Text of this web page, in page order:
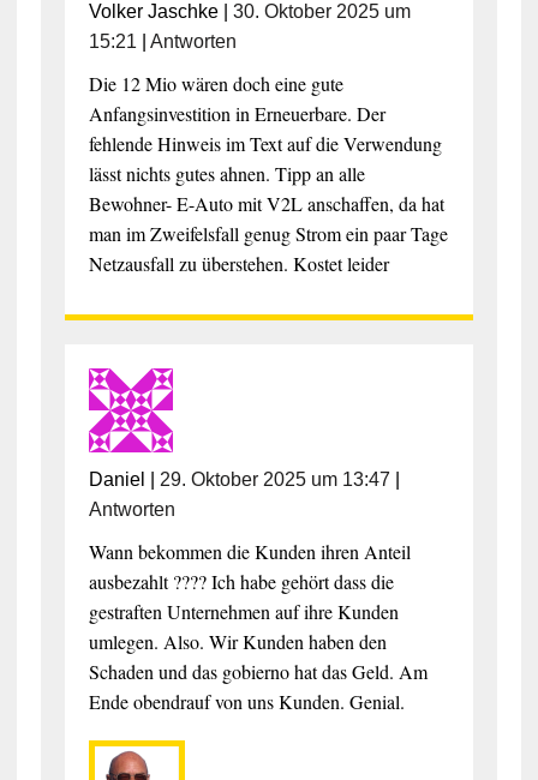
Volker Jaschke| 30. Oktober 2025 um
15:21
Antworten
Die 12 Mio wären doch eine gute
Anfangsinvestition in Erneuerbare. Der
fehlende Hinweis im Text auf die Verwendung
lässt nichts gutes ahnen. Tipp an alle
Bewohner- E-Auto mit V2L anschaffen, da hat
man im Zweifelsfall genug Strom ein paar Tage
Netzausfall zu überstehen. Kostet leider
Daniel 29. Oktober 2025 um 13:47
Antworten
Wann bekommen die Kunden ihren Anteil
ausbezahlt ???? Ich habe gehört dass die
gestraften Unternehmen auf ihre Kunden
umlegen. Also. Wir Kunden haben den
Schaden und das gobierno hat das Geld. Am
Ende obendrauf von uns Kunden. Genial.